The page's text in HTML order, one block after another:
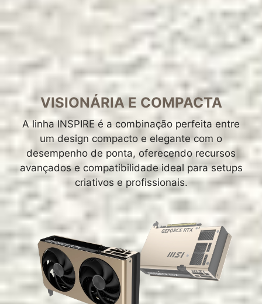
VISIONÁRIA E COMPACTA
A linha INSPIRE é a combinação perfeita entre
um design compacto e elegante com o
desempenho de ponta, oferecendo recursos
avançados e compatibilidade ideal para setups
criativos e profissionais.